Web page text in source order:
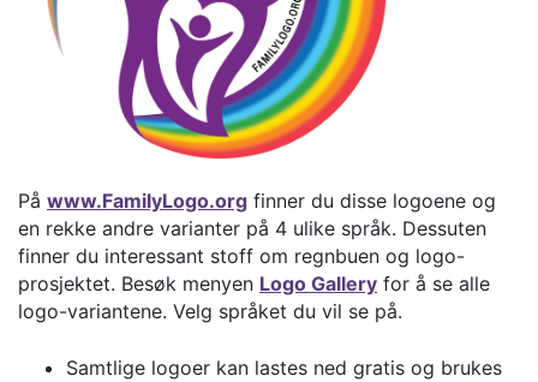
På www.FamilyLogo.org finner du disse logoene og
en rekke andre varianter på 4 ulike språk. Dessuten
finner du interessant stoff om regnbuen og logo-
prosjektet. Besøk menyen Logo Gallery for å se alle
logo-variantene. Velg språket du vil se på.
Samtlige logoer kan lastes ned gratis og brukes